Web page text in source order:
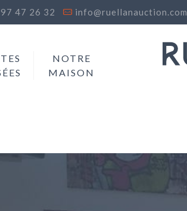
47 26 32 info@ruellanauction.com
NOTRE
MAISON